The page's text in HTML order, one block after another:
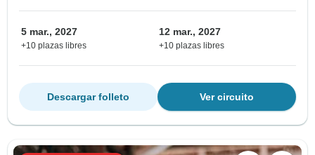
5 mar., 2027
+10 plazas libres
12 mar., 2027
+10 plazas libres
Ver circuito
Descargar folleto